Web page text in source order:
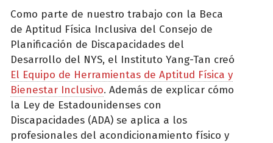
Como parte de nuestro trabajo con la Beca
de Aptitud Física Inclusiva del Consejo de
Planificación de Discapacidades del
Desarrollo del NYS, el Instituto Yang-Tan creó
El Equipo de Herramientas de Aptitud Física y
Bienestar Inclusivo. Además de explicar cómo
la Ley de Estadounidenses con
Discapacidades (ADA) se aplica a los
profesionales del acondicionamiento físico y